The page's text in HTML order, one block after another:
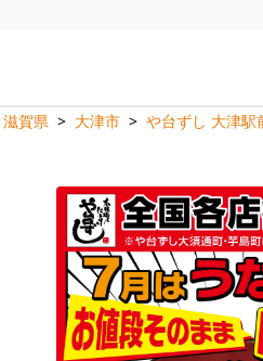
滋賀県 大津市 や台ずし 大津駅